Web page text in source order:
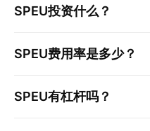
SPEU投资什么？
SPEU费用率是多少？
SPEU有杠杆吗？